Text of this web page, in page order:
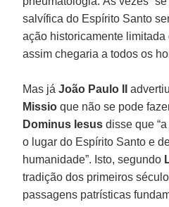
salvífica do Espírito Santo
ação historicamente
assim chegaria a todos os
Mas jáJoão Paulo II
Missio que não se pode
Dominus Iesus disse que
o lugar do Espírito Santo e
humanidade”. Isto, segundo
tradição dos primeiros
passagens patrísticas